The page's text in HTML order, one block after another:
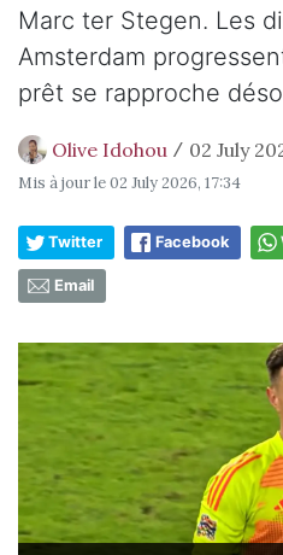
Marc ter Stegen. Les
Amsterdam
prêt se rapproche
Olive Idohou / 02 July
Mis à jour le02 July 2026, 17:34
Twitter Facebook
Email